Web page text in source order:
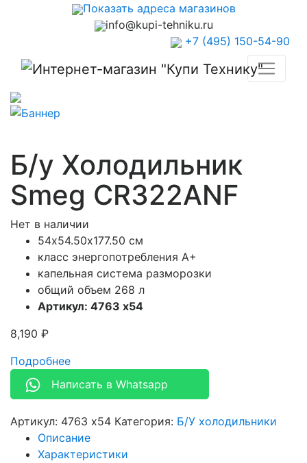
Показать адреса магазинов
info@kupi-tehniku.ru
+7 (495) 150-54-90
Б/у Холодильник
Smeg CR322ANF
Нет в наличии
54х54.50х177.50 см
класс энергопотребления А+
капельная система разморозки
общий объем 268 л
Артикул: 4763 х54
8,190 ₽
Подробнее
Написать в Whatsapp
Артикул: 4763 х54 Категория: Б/У холодильники
Описание
Характеристики